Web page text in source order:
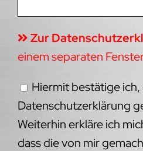
Zur
einem separaten
Hiermit bestätige ich,
Datenschutzerklärung
Weiterhin erkläre ich
dass die von mir